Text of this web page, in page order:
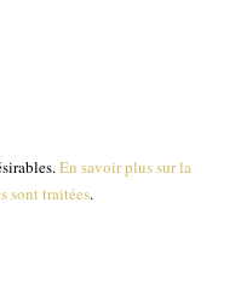
En savoir plus sur la
sont traitées.